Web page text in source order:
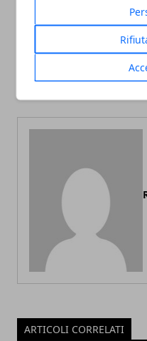
Giovani, scuola e legalità:
studenti del Liceo Mancini
ARTICOLI CORRELATI